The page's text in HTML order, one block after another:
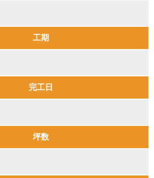
工期
完工日
坪数